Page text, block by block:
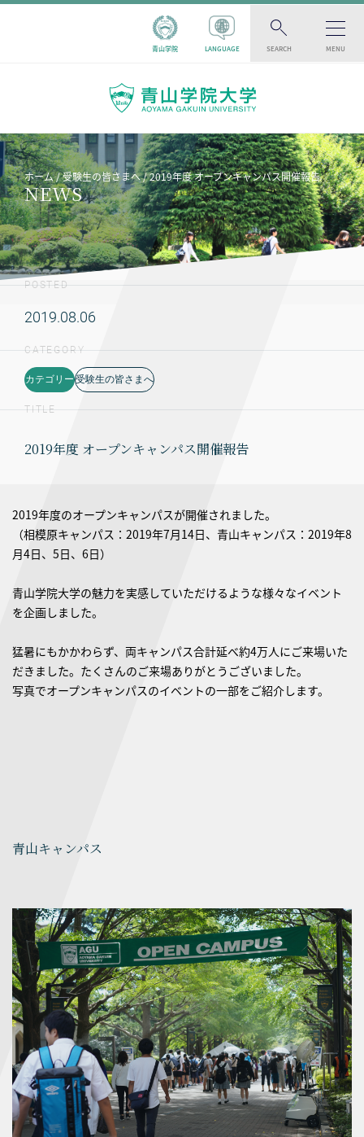
青山学院 LANGUAGE SEARCH MENU
ホーム 受験生の皆さまへ 2019年度 オープンキャンパス開催報告
NEWS
POSTED
2019.08.06
CATEGORY
カテゴリー 受験生の皆さまへ
TITLE
2019年度 オープンキャンパス開催報告
2019年度のオープンキャンパスが開催されました。
（相模原キャンパス：2019年7月14日、青山キャンパス：2019年8
月4日、5日、6日）
青山学院大学の魅力を実感していただけるような様々なイベント
を企画しました。
猛暑にもかかわらず、両キャンパス合計延べ約4万人にご来場いた
だきました。たくさんのご来場ありがとうございました。
写真でオープンキャンパスのイベントの一部をご紹介します。
青山キャンパス